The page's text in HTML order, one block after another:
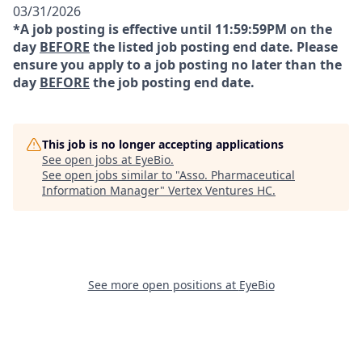
03/31/2026
*A job posting is effective until 11:59:59PM on the
day BEFORE the listed job posting end date. Please
ensure you apply to a job posting no later than the
day BEFORE the job posting end date.
This job is no longer accepting applications
See open jobs at EyeBio.
See open jobs similar to "Asso. Pharmaceutical
Information Manager" Vertex Ventures HC.
See more open positions at EyeBio